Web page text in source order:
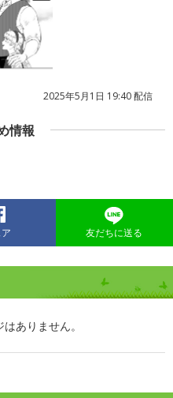
2025年5月1日 19:40 配信
情報
友だちに送る
ありません。